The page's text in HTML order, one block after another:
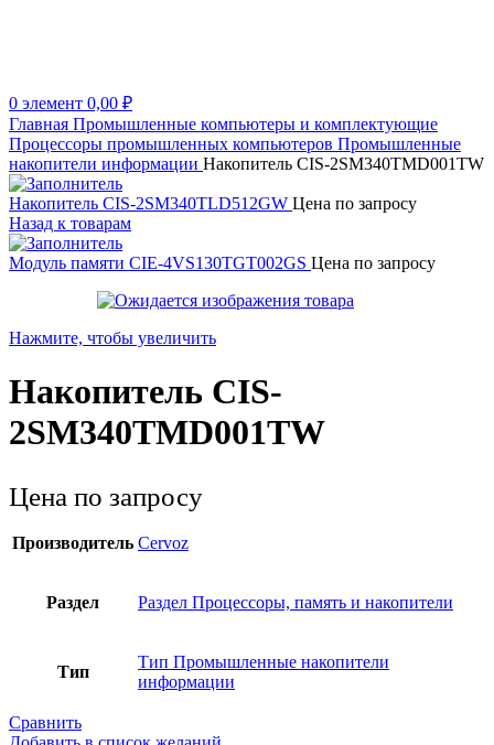
0 элемент 0,00 ₽
Главная Промышленные компьютеры и комплектующие
Процессоры промышленных компьютеров Промышленные
накопители информации Накопитель CIS-2SM340TMD001TW
Накопитель CIS-2SM340TLD512GW Цена по запросу
Назад к товарам
Модуль памяти CIE-4VS130TGT002GS Цена по запросу
Нажмите, чтобы увеличить
Накопитель CIS-
2SM340TMD001TW
Цена по запросу
Производитель Cervoz
Раздел Раздел Процессоры, память и накопители
Тип
Тип Промышленные накопители
информации
Сравнить